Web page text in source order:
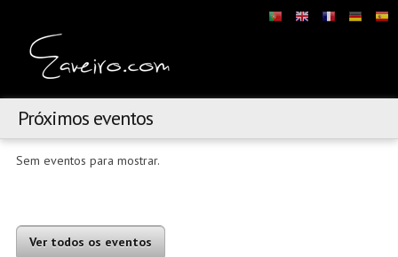
Próximos eventos
Sem eventos para mostrar.
Ver todos os eventos